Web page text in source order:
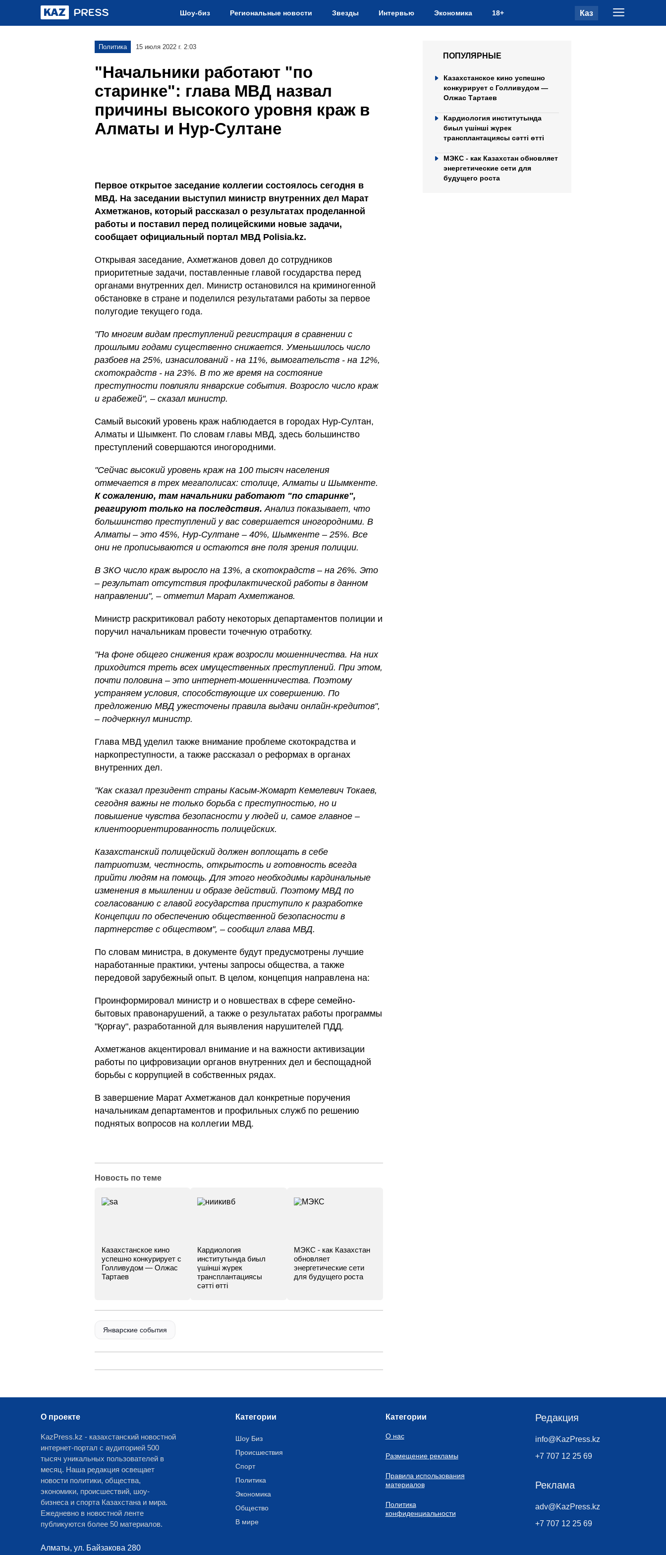
Шоу-биз Региональные новости Звезды Интервью Экономика 18+ Каз
Политика 15 июля 2022 г. 2:03
"Начальники работают "по
старинке": глава МВД назвал
причины высокого уровня краж в
Алматы и Нур-Султане
Первое открытое заседание коллегии состоялось сегодня в
МВД. На заседании выступил министр внутренних дел Марат
Ахметжанов, который рассказал о результатах проделанной
работы и поставил перед полицейскими новые задачи,
сообщает официальный портал МВД Polisia.kz.
Открывая заседание, Ахметжанов довел до сотрудников
приоритетные задачи, поставленные главой государства перед
органами внутренних дел. Министр остановился на криминогенной
обстановке в стране и поделился результатами работы за первое
полугодие текущего года.
"По многим видам преступлений регистрация в сравнении с
прошлыми годами существенно снижается. Уменьшилось число
разбоев на 25%, изнасилований - на 11%, вымогательств - на 12%,
скотокрадств - на 23%. В то же время на состояние
преступности повлияли январские события. Возросло число краж
и грабежей", – сказал министр.
Самый высокий уровень краж наблюдается в городах Нур-Султан,
Алматы и Шымкент. По словам главы МВД, здесь большинство
преступлений совершаются иногородними.
"Сейчас высокий уровень краж на 100 тысяч населения
отмечается в трех мегаполисах: столице, Алматы и Шымкенте.
К сожалению, там начальники работают "по старинке",
реагируют только на последствия.Анализ показывает, что
большинство преступлений у вас совершается иногородними. В
Алматы – это 45%, Нур-Султане – 40%, Шымкенте – 25%. Все
они не прописываются и остаются вне поля зрения полиции.
В ЗКО число краж выросло на 13%, а скотокрадств – на 26%. Это
– результат отсутствия профилактической работы в данном
направлении", – отметил Марат Ахметжанов.
Министр раскритиковал работу некоторых департаментов полиции и
поручил начальникам провести точечную отработку.
"На фоне общего снижения краж возросли мошенничества. На них
приходится треть всех имущественных преступлений. При этом,
почти половина – это интернет-мошенничества. Поэтому
устраняем условия, способствующие их совершению. По
предложению МВД ужесточены правила выдачи онлайн-кредитов",
– подчеркнул министр.
Глава МВД уделил также внимание проблеме скотокрадства и
наркопреступности, а также рассказал о реформах в органах
внутренних дел.
"Как сказал президент страны Касым-Жомарт Кемелевич Токаев,
сегодня важны не только борьба с преступностью, но и
повышение чувства безопасности у людей и, самое главное –
клиентоориентированность полицейских.
Казахстанский полицейский должен воплощать в себе
патриотизм, честность, открытость и готовность всегда
прийти людям на помощь. Для этого необходимы кардинальные
изменения в мышлении и образе действий. Поэтому МВД по
согласованию с главой государства приступило к разработке
Концепции по обеспечению общественной безопасности в
партнерстве с обществом", – сообщил глава МВД.
По словам министра, в документе будут предусмотрены лучшие
наработанные практики, учтены запросы общества, а также
передовой зарубежный опыт. В целом, концепция направлена на:
Проинформировал министр и о новшествах в сфере семейно-
бытовых правонарушений, а также о результатах работы программы
"Қорғау", разработанной для выявления нарушителей ПДД.
Ахметжанов акцентировал внимание и на важности активизации
работы по цифровизации органов внутренних дел и беспощадной
борьбы с коррупцией в собственных рядах.
В завершение Марат Ахметжанов дал конкретные поручения
начальникам департаментов и профильных служб по решению
поднятых вопросов на коллегии МВД.
Новость по теме
Казахстанское кино
успешно конкурирует с
Голливудом — Олжас
Тартаев
Кардиология
институтында биыл
үшінші жүрек
трансплантациясы
сәтті өтті
МЭКС - как Казахстан
обновляет
энергетические сети
для будущего роста
Январские события
ПОПУЛЯРНЫЕ
Казахстанское кино успешно
конкурирует с Голливудом —
Олжас Тартаев
Кардиология институтында
биыл үшінші жүрек
трансплантациясы сәтті өтті
МЭКС - как Казахстан обновляет
энергетические сети для
будущего роста
О проекте
KazPress.kz - казахстанский новостной
интернет-портал с аудиторией 500
тысяч уникальных пользователей в
месяц. Наша редакция освещает
новости политики, общества,
экономики, происшествий, шоу-
бизнеса и спорта Казахстана и мира.
Ежедневно в новостной ленте
публикуются более 50 материалов.
Алматы, ул. Байзакова 280
Категории
Шоу Биз
Происшествия
Спорт
Политика
Экономика
Общество
В мире
Категории
О нас
Размещение рекламы
Правила использования
материалов
Политика
конфиденциальности
Редакция
info@KazPress.kz
+7 707 12 25 69
Реклама
adv@KazPress.kz
+7 707 12 25 69